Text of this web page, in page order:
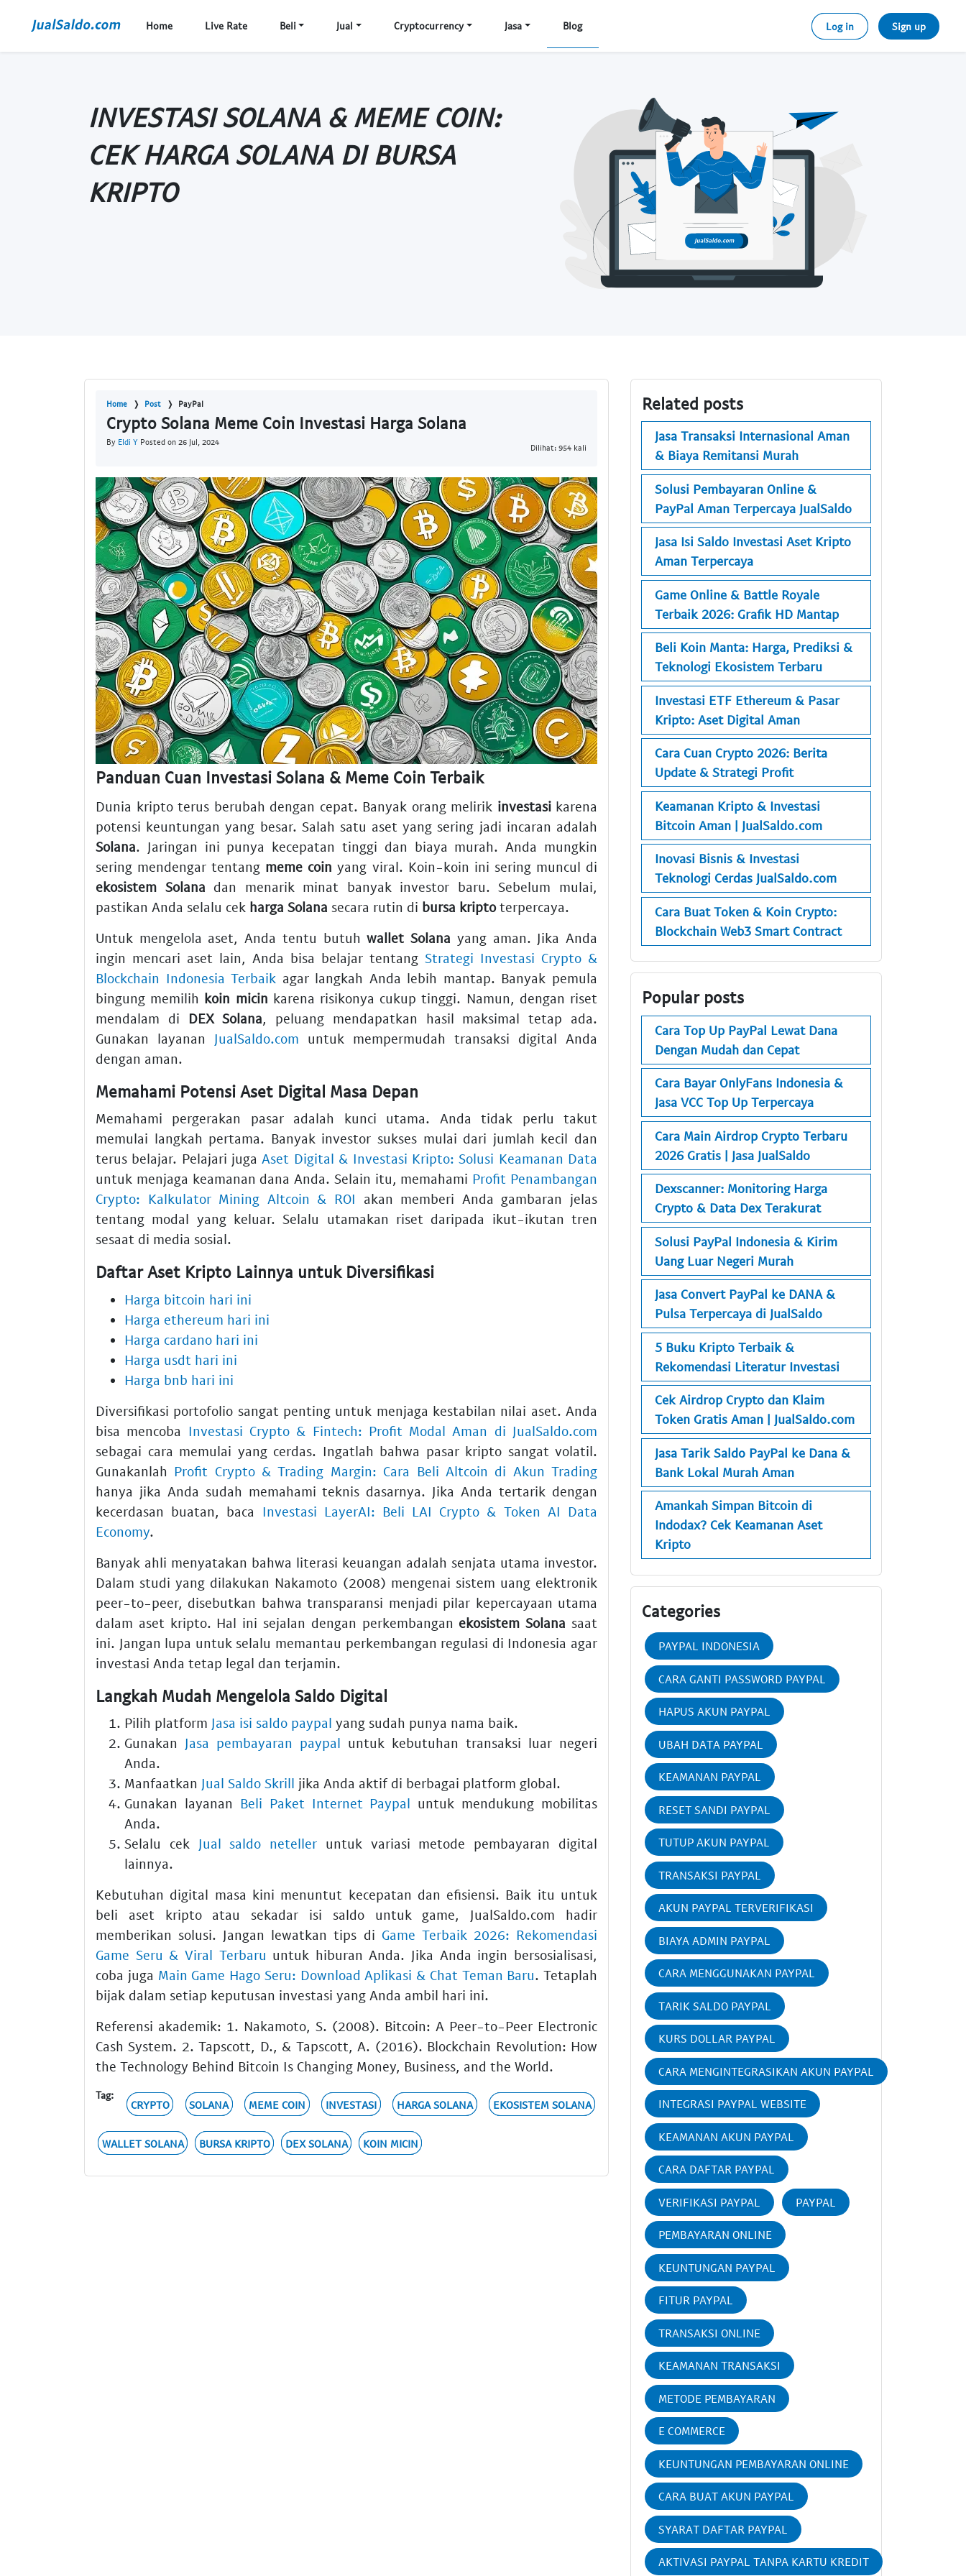
Home Live Rate Beli Jual Cryptocurrency Jasa Blog Log in Sign up
INVESTASI SOLANA & MEME COIN:
CEK HARGA SOLANA DI BURSA
KRIPTO
Home Post PayPal
Crypto Solana Meme Coin Investasi Harga Solana
By Eldi Y Posted on 26 Jul, 2024
Dilihat: 954 kali
Panduan Cuan Investasi Solana & Meme Coin Terbaik
Dunia kripto terus berubah dengan cepat. Banyak orang melirik investasikarena
potensi keuntungan yang besar. Salah satu aset yang sering jadi incaran adalah
Solana. Jaringan ini punya kecepatan tinggi dan biaya murah. Anda mungkin
sering mendengar tentang meme coin yang viral. Koin-koin ini sering muncul di
ekosistem Solana dan menarik minat banyak investor baru. Sebelum mulai,
pastikan Anda selalu cek harga Solana secara rutin di bursa kriptoterpercaya.
Untuk mengelola aset, Anda tentu butuhwallet Solana yang aman. Jika Anda
ingin mencari aset lain, Anda bisa belajar tentang Strategi Investasi Crypto &
Blockchain Indonesia Terbaik agar langkah Anda lebih mantap. Banyak pemula
bingung memilih koin micin karena risikonya cukup tinggi. Namun, dengan riset
mendalam di
DEX Solana, peluang mendapatkan hasil maksimal tetap ada.
Gunakan layanan JualSaldo.com untuk mempermudah transaksi digital Anda
dengan aman.
Memahami Potensi Aset Digital Masa Depan
Memahami pergerakan pasar adalah kunci utama. Anda tidak perlu takut
memulai langkah pertama. Banyak investor sukses mulai dari jumlah kecil dan
terus belajar. Pelajari juga Aset Digital & Investasi Kripto: Solusi Keamanan Data
untuk menjaga keamanan dana Anda. Selain itu, memahami Profit Penambangan
Crypto: Kalkulator Mining Altcoin & ROI akan memberi Anda gambaran jelas
tentang modal yang keluar. Selalu utamakan riset daripada ikut-ikutan tren
sesaat di media sosial.
Daftar Aset Kripto Lainnya untuk Diversifikasi
Harga bitcoin hari ini
Harga ethereum hari ini
Harga cardano hari ini
Harga usdt hari ini
Harga bnb hari ini
Diversifikasi portofolio sangat penting untuk menjaga kestabilan nilai aset. Anda
bisa mencoba Investasi Crypto & Fintech: Profit Modal Aman di JualSaldo.com
sebagai cara memulai yang cerdas. Ingatlah bahwa pasar kripto sangat volatil.
Gunakanlah Profit Crypto & Trading Margin: Cara Beli Altcoin di Akun Trading
hanya jika Anda sudah memahami teknis dasarnya. Jika Anda tertarik dengan
kecerdasan buatan, baca Investasi LayerAI: Beli LAI Crypto & Token AI Data
Economy.
Banyak ahli menyatakan bahwa literasi keuangan adalah senjata utama investor.
Dalam studi yang dilakukan Nakamoto (2008) mengenai sistem uang elektronik
peer-to-peer, disebutkan bahwa transparansi menjadi pilar kepercayaan utama
dalam aset kripto. Hal ini sejalan dengan perkembangan ekosistem Solana saat
ini. Jangan lupa untuk selalu memantau perkembangan regulasi di Indonesia agar
investasi Anda tetap legal dan terjamin.
Langkah Mudah Mengelola Saldo Digital
Pilih platform Jasa isi saldo paypal yang sudah punya nama baik.
Gunakan Jasa pembayaran paypal untuk kebutuhan transaksi luar negeri
Anda.
Manfaatkan Jual Saldo Skrill jika Anda aktif di berbagai platform global.
Gunakan layanan Beli Paket Internet Paypal untuk mendukung mobilitas
Anda.
Selalu cek Jual saldo neteller untuk variasi metode pembayaran digital
lainnya.
Kebutuhan digital masa kini menuntut kecepatan dan efisiensi. Baik itu untuk
beli aset kripto atau sekadar isi saldo untuk game, JualSaldo.com hadir
memberikan solusi. Jangan lewatkan tips di Game Terbaik 2026: Rekomendasi
Game Seru & Viral Terbaru untuk hiburan Anda. Jika Anda ingin bersosialisasi,
coba juga Main Game Hago Seru: Download Aplikasi & Chat Teman Baru. Tetaplah
bijak dalam setiap keputusan investasi yang Anda ambil hari ini.
Referensi akademik: 1. Nakamoto, S. (2008). Bitcoin: A Peer-to-Peer Electronic
Cash System. 2. Tapscott, D., & Tapscott, A. (2016). Blockchain Revolution: How
the Technology Behind Bitcoin Is Changing Money, Business, and the World.
Tag:
CRYPTO SOLANA MEME COIN INVESTASI HARGA SOLANA EKOSISTEM SOLANA
WALLET SOLANA BURSA KRIPTO DEX SOLANA KOIN MICIN
Related posts
Jasa Transaksi Internasional Aman
& Biaya Remitansi Murah
Solusi Pembayaran Online &
PayPal Aman Terpercaya JualSaldo
Jasa Isi Saldo Investasi Aset Kripto
Aman Terpercaya
Game Online & Battle Royale
Terbaik 2026: Grafik HD Mantap
Beli Koin Manta: Harga, Prediksi &
Teknologi Ekosistem Terbaru
Investasi ETF Ethereum & Pasar
Kripto: Aset Digital Aman
Cara Cuan Crypto 2026: Berita
Update & Strategi Profit
Keamanan Kripto & Investasi
Bitcoin Aman | JualSaldo.com
Inovasi Bisnis & Investasi
Teknologi Cerdas JualSaldo.com
Cara Buat Token & Koin Crypto:
Blockchain Web3 Smart Contract
Popular posts
Cara Top Up PayPal Lewat Dana
Dengan Mudah dan Cepat
Cara Bayar OnlyFans Indonesia &
Jasa VCC Top Up Terpercaya
Cara Main Airdrop Crypto Terbaru
2026 Gratis | Jasa JualSaldo
Dexscanner: Monitoring Harga
Crypto & Data Dex Terakurat
Solusi PayPal Indonesia & Kirim
Uang Luar Negeri Murah
Jasa Convert PayPal ke DANA &
Pulsa Terpercaya di JualSaldo
5 Buku Kripto Terbaik &
Rekomendasi Literatur Investasi
Cek Airdrop Crypto dan Klaim
Token Gratis Aman | JualSaldo.com
Jasa Tarik Saldo PayPal ke Dana &
Bank Lokal Murah Aman
Amankah Simpan Bitcoin di
Indodax? Cek Keamanan Aset
Kripto
Categories
PAYPAL INDONESIA
CARA GANTI PASSWORD PAYPAL
HAPUS AKUN PAYPAL
UBAH DATA PAYPAL
KEAMANAN PAYPAL
RESET SANDI PAYPAL
TUTUP AKUN PAYPAL
TRANSAKSI PAYPAL
AKUN PAYPAL TERVERIFIKASI
BIAYA ADMIN PAYPAL
CARA MENGGUNAKAN PAYPAL
TARIK SALDO PAYPAL
KURS DOLLAR PAYPAL
CARA MENGINTEGRASIKAN AKUN PAYPAL
INTEGRASI PAYPAL WEBSITE
KEAMANAN AKUN PAYPAL
CARA DAFTAR PAYPAL
VERIFIKASI PAYPAL PAYPAL
PEMBAYARAN ONLINE
KEUNTUNGAN PAYPAL
FITUR PAYPAL
TRANSAKSI ONLINE
KEAMANAN TRANSAKSI
METODE PEMBAYARAN
E COMMERCE
KEUNTUNGAN PEMBAYARAN ONLINE
CARA BUAT AKUN PAYPAL
SYARAT DAFTAR PAYPAL
AKTIVASI PAYPAL TANPA KARTU KREDIT